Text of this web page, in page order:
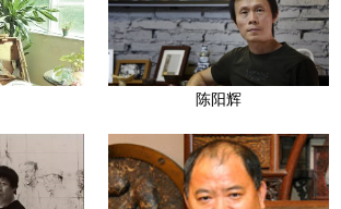
陈阳辉